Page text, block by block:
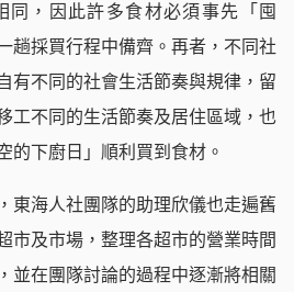
同，因此許多食材必須事先「囤
趟採買行程中備齊。再者，不同社
有不同的社會生活節奏與規律，留
工不同的生活節奏及居住區域，也
的下廚日」順利買到食材。
東海人社團隊的助理欣儀也走遍舊
市及市場，整理各超市的營業時間
並在團隊討論的過程中逐漸將相關